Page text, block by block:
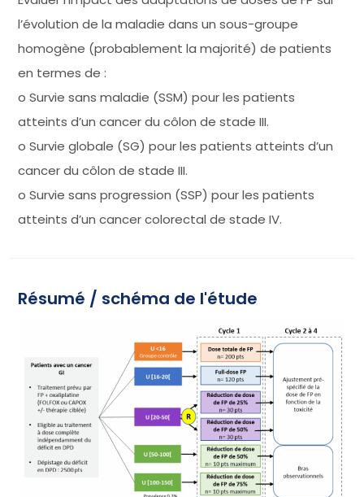
l’évolution de la maladie dans un sous-groupe
homogène (probablement la majorité) de patients
en termes de :
o Survie sans maladie (SSM) pour les patients
atteints d’un cancer du côlon de stade III.
o Survie globale (SG) pour les patients atteints d’un
cancer du côlon de stade III.
o Survie sans progression (SSP) pour les patients
atteints d’un cancer colorectal de stade IV.
Résumé / schéma de l'étude